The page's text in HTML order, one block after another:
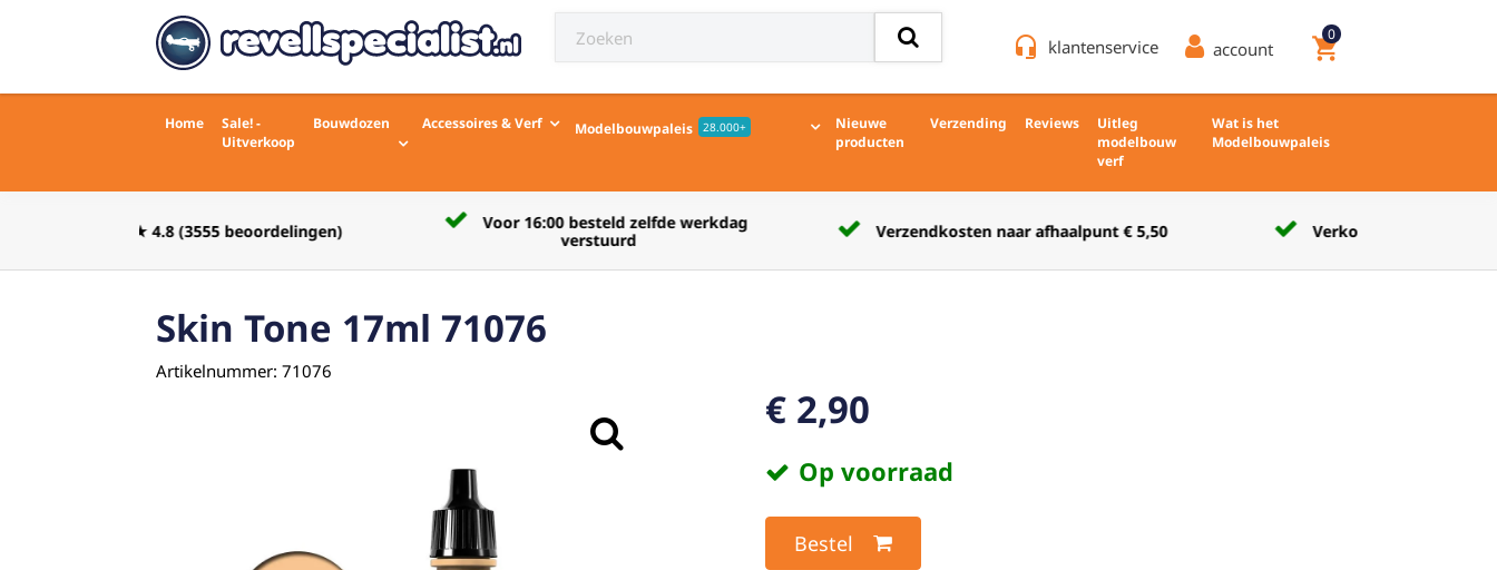
headset_mic klantenservice account shopping_cart
0
Home
Sale! -
Uitverkoop
Bouwdozen Accessoires & Verf Modelbouwpaleis 28.000+
Nieuwe
producten
Verzending Reviews
Uitleg
modelbouw
verf
Wat is het
Modelbouwpaleis
Voor 16:00 besteld zelfde werkdag
verstuurd
Verzendkosten naar afhaalpunt € 5,50 Verkoop nieuw en ongebruikt
Skin Tone 17ml 71076
Artikelnummer: 71076
€ 2,90
Op voorraad
Bestel